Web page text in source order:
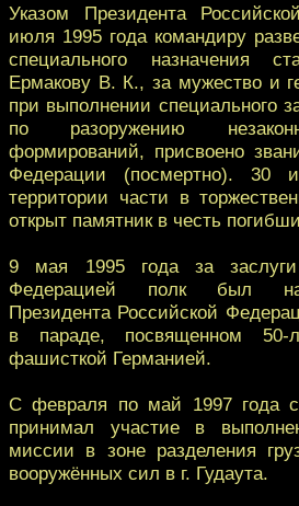
Указом Президента
июля 1995 года командиру
специального назначения
Ермакову В. К., за мужество и
при выполнении специального
по разоружению
формирований, присвоено
Федерации (посмертно). 30
территории части в
открыт памятник в честь
9 мая 1995 года за заслуги
Федерацией полк был
Президента Российской
в параде, посвященном
фашисткой Германией.
С февраля по май 1997 года
принимал участие в
миссии в зоне разделения
вооружённых сил в г. Гудаута.